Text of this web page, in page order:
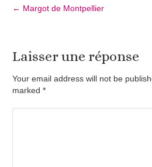
← Margot de Montpellier
Laisser une réponse
Your email address will not be
marked*